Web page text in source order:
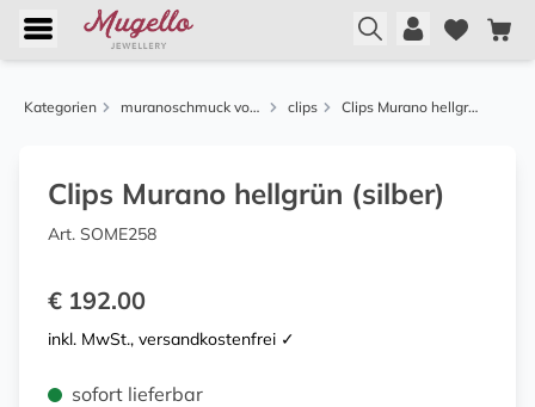
Kategorien muranoschmuck von menard clips Clips Murano hellgrün (silber)
Clips Murano hellgrün (silber)
Art. SOME258
€ 192.00
inkl. MwSt., versandkostenfrei ✓
sofort lieferbar